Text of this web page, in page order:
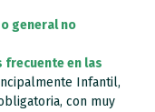
general no
frecuente en las
Infantil,
con muy